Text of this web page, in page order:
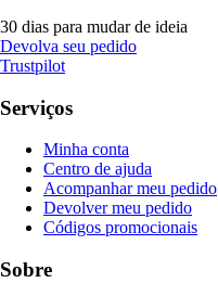
30 dias para mudar de ideia
Devolva seu pedido
Trustpilot
Serviços
Minha conta
Centro de ajuda
Acompanhar meu pedido
Devolver meu pedido
Códigos promocionais
Sobre